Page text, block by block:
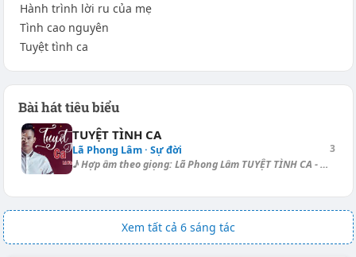
Hành trình lời ru của mẹ
Tình cao nguyên
Tuyệt tình ca
Bài hát tiêu biểu
TUYỆT TÌNH CA
Lã Phong Lâm · Sự đời
♪ Hợp âm theo giọng: Lã Phong Lâm TUYỆT TÌNH CA - Lã Phong Lâm Hợp âm dạ...
3
Xem tất cả 6 sáng tác